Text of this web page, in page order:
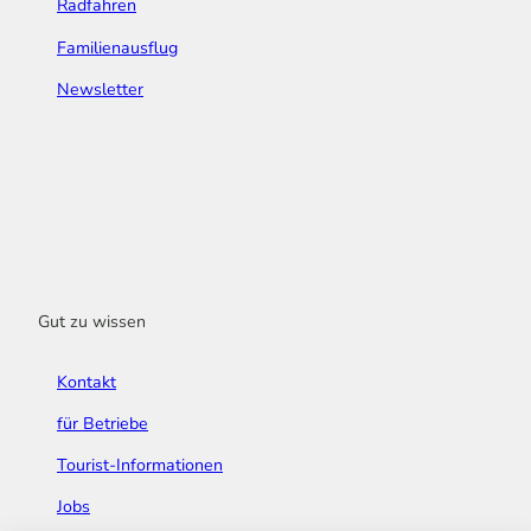
Radfahren
Familienausflug
Newsletter
Gut zu wissen
Kontakt
für Betriebe
Tourist-Informationen
Jobs